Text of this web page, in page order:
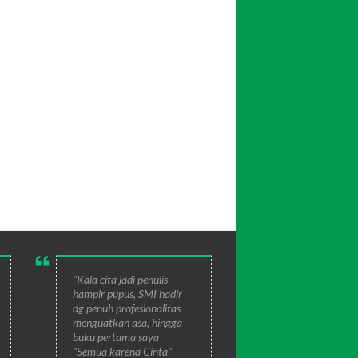
"Kala cita jadi penulis
hampir pupus, SMI hadir
dg penuh profesionalitas
menguatkan asa, hingga
buku pertama saya
"Semua karena Cinta"